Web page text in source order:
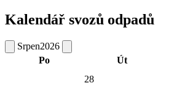
Kalendář svozů odpadů
Srpen2026
Po
Út
28